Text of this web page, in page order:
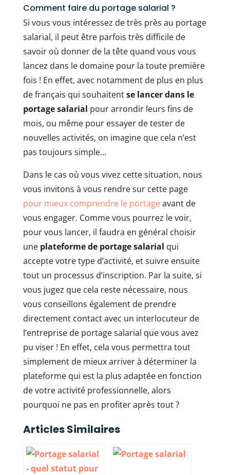
Comment faire du portage salarial ?
Si vous vous intéressez de très près au portage
salarial, il peut être parfois très difficile de
savoir où donner de la tête quand vous vous
lancez dans le domaine pour la toute première
fois ! En effet, avec notamment de plus en plus
de français qui souhaitentse lancer dans le
portage salarial pour arrondir leurs fins de
mois, ou même pour essayer de tester de
nouvelles activités, on imagine que cela n’est
pas toujours simple…
Dans le cas où vous vivez cette situation, nous
vous invitons à vous rendre sur cette page
pour mieux comprendre le portageavant de
vous engager. Comme vous pourrez le voir,
pour vous lancer, il faudra en général choisir
une plateforme de portage salarial qui
accepte votre type d’activité, et suivre ensuite
tout un processus d’inscription. Par la suite, si
vous jugez que cela reste nécessaire, nous
vous conseillons également de prendre
directement contact avec un interlocuteur de
l’entreprise de portage salarial que vous avez
pu viser ! En effet, cela vous permettra tout
simplement de mieux arriver à déterminer la
plateforme qui est la plus adaptée en fonction
de votre activité professionnelle, alors
pourquoi ne pas en profiter après tout ?
Articles Similaires